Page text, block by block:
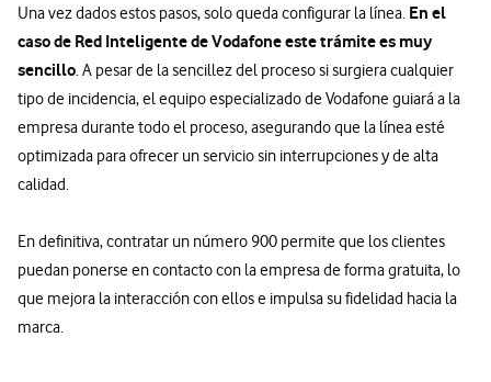
Una vez dados estos pasos, solo queda configurar la línea. En el
caso de Red Inteligente de Vodafone este trámite es muy
sencillo. A pesar de la sencillez del proceso si surgiera cualquier
tipo de incidencia, el equipo especializado de Vodafone guiará a la
empresa durante todo el proceso, asegurando que la línea esté
optimizada para ofrecer un servicio sin interrupciones y de alta
calidad.
En definitiva, contratar un número 900 permite que los clientes
puedan ponerse en contacto con la empresa de forma gratuita, lo
que mejora la interacción con ellos e impulsa su fidelidad hacia la
marca.